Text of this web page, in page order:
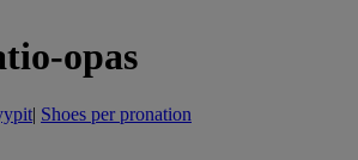
opas
| Shoes per pronation